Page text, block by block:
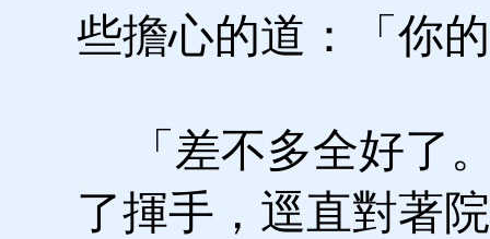
些擔心的道：「你
「差不多全好了
了揮手，逕直對著